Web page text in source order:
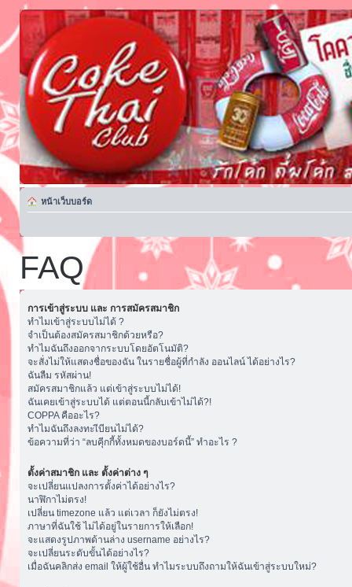
หน้าเว็บบอร์ด
FAQ
การเข้าสู่ระบบ และ การสมัครสมาชิก
ทำไมเข้าสู่ระบบไม่ได้ ?
จำเป็นต้องสมัครสมาชิกด้วยหรือ?
ทำไมฉันถึงออกจากระบบโดยอัตโนมัติ?
จะสั่งไม่ให้แสดงชื่อของฉัน ในรายชื่อผู้ที่กำลัง ออนไลน์ ได้อย่างไร?
ฉันลืม รหัสผ่าน!
สมัครสมาชิกแล้ว แต่เข้าสู่ระบบไม่ได้!
ฉันเคยเข้าสู่ระบบได้ แต่ตอนนี้กลับเข้าไม่ได้?!
COPPA คืออะไร?
ทำไมฉันถึงลงทะเีบียนไม่ได้?
ข้อความที่ว่า “ลบคุีกกี้ทั้งหมดของบอร์ดนี้” ทำอะไร ?
ตั้งค่าสมาชิก และ ตั้งค่าต่าง ๆ
จะเปลี่ยนแปลงการตั้งค่าได้อย่างไร?
นาฬิกาไม่ตรง!
เปลี่ยน timezone แล้ว แต่เวลา ก็ยังไม่ตรง!
ภาษาที่ฉันใช้ ไม่ได้อยู่ในรายการให้เลือก!
จะแสดงรูปภาพด้านล่าง username อย่างไร?
จะเปลี่ยนระดับขั้นได้อย่างไร?
เมื่อฉันคลิกส่ง email ให้ผู้ใช้อื่น ทำไมระบบถึงถามให้ฉันเข้าสู่ระบบใหม่?